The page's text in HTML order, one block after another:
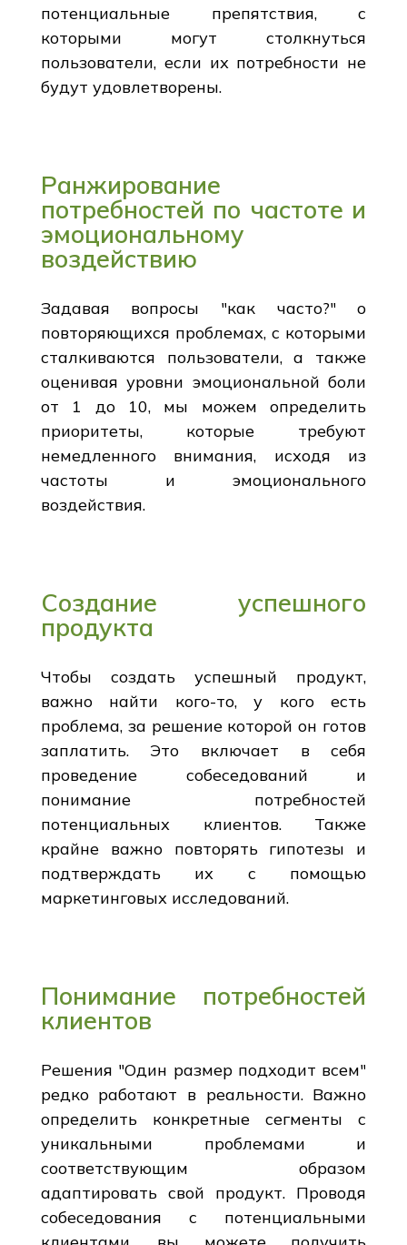
потенциальные препятствия, с
которыми могут столкнуться
пользователи, если их потребности не
будут удовлетворены.
Ранжирование
потребностей по частоте и
эмоциональному
воздействию
Задавая вопросы "как часто?" о
повторяющихся проблемах, с которыми
сталкиваются пользователи, а также
оценивая уровни эмоциональной боли
от 1 до 10, мы можем определить
приоритеты, которые требуют
немедленного внимания, исходя из
частоты и эмоционального
воздействия.
Создание успешного
продукта
Чтобы создать успешный продукт,
важно найти кого-то, у кого есть
проблема, за решение которой он готов
заплатить. Это включает в себя
проведение собеседований и
понимание потребностей
потенциальных клиентов. Также
крайне важно повторять гипотезы и
подтверждать их с помощью
маркетинговых исследований.
Понимание потребностей
клиентов
Решения "Один размер подходит всем"
редко работают в реальности. Важно
определить конкретные сегменты с
уникальными проблемами и
соответствующим образом
адаптировать свой продукт. Проводя
собеседования с потенциальными